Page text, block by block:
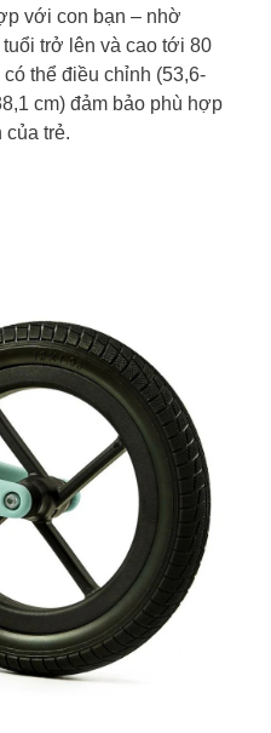
với con bạn – nhờ
tuổi trở lên và cao tới 80
thể điều chỉnh (53,6-
cm) đảm bảo phù hợp
của trẻ.